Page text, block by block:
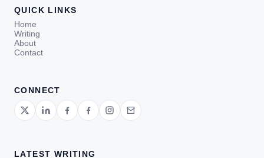
QUICK LINKS
Home
Writing
About
Contact
CONNECT
LATEST WRITING